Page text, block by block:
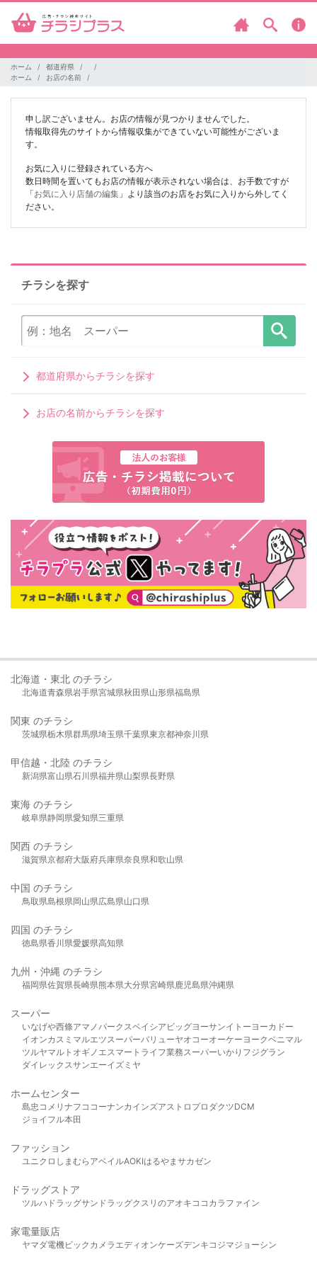
ホーム
都道府県
ホーム
お店の名前
申し訳ございません。お店の情報が見つかりませんでした。
情報取得先のサイトから情報収集ができていない可能性がございま
す。
お気に入りに登録されている方へ
数日時間を置いてもお店の情報が表示されない場合は、お手数ですが
「お気に入り店舗の編集 」より該当のお店をお気に入りから外してく
ださい。
チラシを探す
都道府県からチラシを探す
お店の名前からチラシを探す
北海道・東北 のチラシ
北海道青森県岩手県宮城県秋田県山形県福島県
関東 のチラシ
茨城県栃木県群馬県埼玉県千葉県東京都神奈川県
甲信越・北陸 のチラシ
新潟県富山県石川県福井県山梨県長野県
東海 のチラシ
岐阜県静岡県愛知県三重県
関西 のチラシ
滋賀県京都府大阪府兵庫県奈良県和歌山県
中国 のチラシ
鳥取県島根県岡山県広島県山口県
四国 のチラシ
徳島県香川県愛媛県高知県
九州・沖縄 のチラシ
福岡県佐賀県長崎県熊本県大分県宮崎県鹿児島県沖縄県
スーパー
いなげや西條アマノパークスベイシア ビッグヨーサンイトーヨーカドー
イオンカスミ マルエツスーパーバリューヤオコーオーケー ヨークベニマル
ツルヤマルト オギノ エスマート ライフ業務スーパーいかり フジグラン
ダイレックスサンエーイズミヤ
ホームセンター
島忠 コメリ ナフコ コーナンカインズアストロプロダクツDCM
ジョイフル本田
ファッション
ユニクロ しまむら アベイルAOKIはるやま サカゼン
ドラッグストア
ツルハドラッグサンドラッグクスリのアオキ ココカラファイン
家電量販店
ヤマダ電機ビックカメラ エディオンケーズデンキ コジマジョーシン